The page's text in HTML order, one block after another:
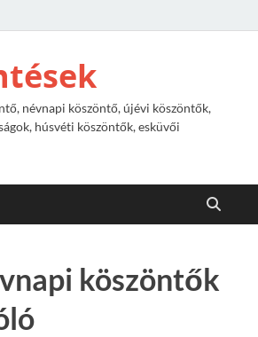
névnapi köszöntő, újévi köszöntők,
húsvéti köszöntők, esküvői
köszöntők